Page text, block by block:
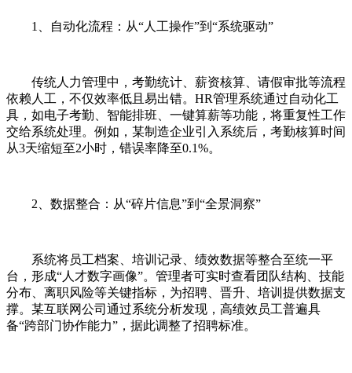
1、自动化流程：从“人工操作”到“系统驱动”
传统人力管理中，考勤统计、薪资核算、请假审批等流程
依赖人工，不仅效率低且易出错。HR管理系统通过自动化工
具，如电子考勤、智能排班、一键算薪等功能，将重复性工作
交给系统处理。例如，某制造企业引入系统后，考勤核算时间
从3天缩短至2小时，错误率降至0.1%。
2、数据整合：从“碎片信息”到“全景洞察”
系统将员工档案、培训记录、绩效数据等整合至统一平
台，形成“人才数字画像”。管理者可实时查看团队结构、技能
分布、离职风险等关键指标，为招聘、晋升、培训提供数据支
撑。某互联网公司通过系统分析发现，高绩效员工普遍具
备“跨部门协作能力”，据此调整了招聘标准。